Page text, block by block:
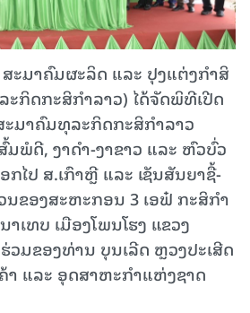
ະມາຄົມຜະລິດ ແລະ ປຸງແຕ່ງກຳສິ
ກິດກະສິກຳລາວ) ໄດ້ຈັດພິທີເປີດ
ມາຄົມທຸລະກິດກະສິກຳລາວ
ມພໍດີ, ງາດຳ-ງາຂາວ ແລະ ຫົວບົ່ວ
ໄປ ສ.ເກົາຫຼີ ແລະ ເຊັນສັນຍາຊື້-
ຂອງສະຫະກອນ 3 ເອຟ໋ ກະສິກໍາ
ເທບ ເມືອງໂພນໂຮງ ແຂວງ
ວມຂອງທ່ານ ບຸນເລີດ ຫຼວງປະເສີດ
າ ແລະ ອຸດສາຫະກໍາແຫ່ງຊາດ